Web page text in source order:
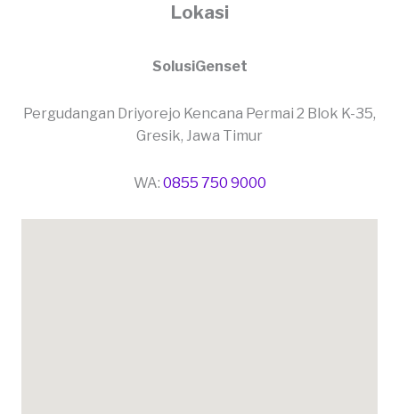
Lokasi
SolusiGenset
Pergudangan Driyorejo Kencana Permai 2 Blok K-35,
Gresik, Jawa Timur
WA: 0855 750 9000